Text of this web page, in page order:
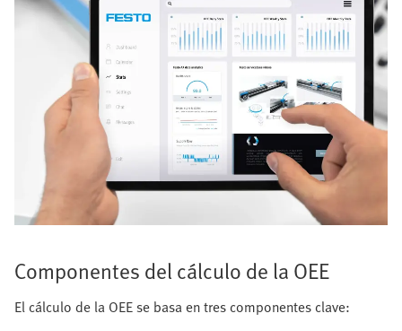
Componentes del cálculo de la OEE
El cálculo de la OEE se basa en tres componentes clave: